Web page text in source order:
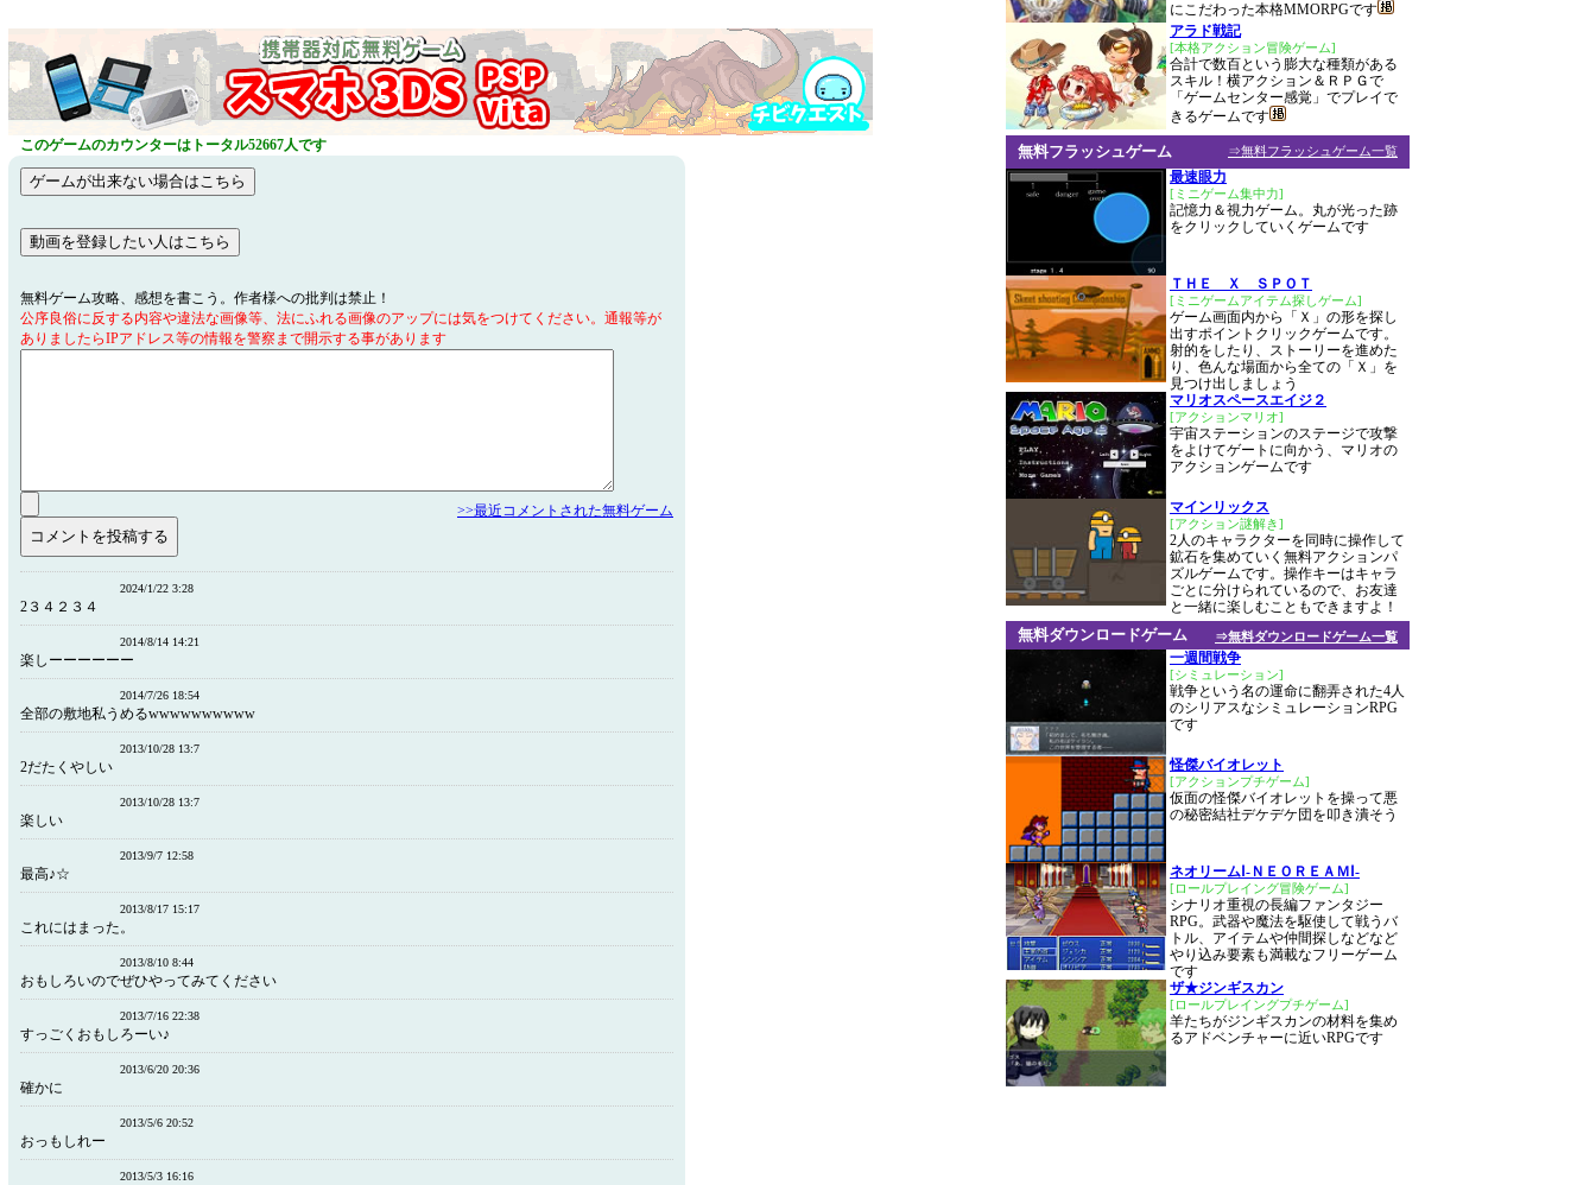
このゲームのカウンターはトータル52667人です
無料ゲーム攻略、感想を書こう。作者様への批判は禁止！
公序良俗に反する内容や違法な画像等、法にふれる画像のアップには気をつけてください。通報等が
ありましたらIPアドレス等の情報を警察まで開示する事があります
>>最近コメントされた無料ゲーム
2024/1/22 3:28
2３４２３４
2014/8/14 14:21
楽しーーーーーー
2014/7/26 18:54
全部の敷地私うめるwwwwwwwwww
2013/10/28 13:7
2だたくやしい
2013/10/28 13:7
楽しい
2013/9/7 12:58
最高♪☆
2013/8/17 15:17
これにはまった。
2013/8/10 8:44
おもしろいのでぜひやってみてください
2013/7/16 22:38
すっごくおもしろーい♪
2013/6/20 20:36
確かに
2013/5/6 20:52
おっもしれー
2013/5/3 16:16
にこだわった本格MMORPGです
アラド戦記
[本格アクション冒険ゲーム]
合計で数百という膨大な種類がある
スキル！横アクション＆ＲＰＧで
「ゲームセンター感覚」でプレイで
きるゲームです
⇒無料フラッシュゲーム一覧
無料フラッシュゲーム
最速眼力
[ミニゲーム集中力]
記憶力＆視力ゲーム。丸が光った跡
をクリックしていくゲームです
ＴＨＥ Ｘ ＳＰＯＴ
[ミニゲームアイテム探しゲーム]
ゲーム画面内から「Ｘ」の形を探し
出すポイントクリックゲームです。
射的をしたり、ストーリーを進めた
り、色んな場面から全ての「Ｘ」を
見つけ出しましょう
マリオスペースエイジ２
[アクションマリオ]
宇宙ステーションのステージで攻撃
をよけてゲートに向かう、マリオの
アクションゲームです
マインリックス
[アクション謎解き]
2人のキャラクターを同時に操作して
鉱石を集めていく無料アクションパ
ズルゲームです。操作キーはキャラ
ごとに分けられているので、お友達
と一緒に楽しむこともできますよ！
⇒無料ダウンロードゲーム一覧
無料ダウンロードゲーム
一週間戦争
[シミュレーション]
戦争という名の運命に翻弄された4人
のシリアスなシミュレーションRPG
です
怪傑バイオレット
[アクションプチゲーム]
仮面の怪傑バイオレットを操って悪
の秘密結社デケデケ団を叩き潰そう
ネオリームⅠ-ＮＥＯＲＥＡＭⅠ-
[ロールプレイング冒険ゲーム]
シナリオ重視の長編ファンタジー
RPG。武器や魔法を駆使して戦うバ
トル、アイテムや仲間探しなどなど
やり込み要素も満載なフリーゲーム
です
ザ★ジンギスカン
[ロールプレイングプチゲーム]
羊たちがジンギスカンの材料を集め
るアドベンチャーに近いRPGです